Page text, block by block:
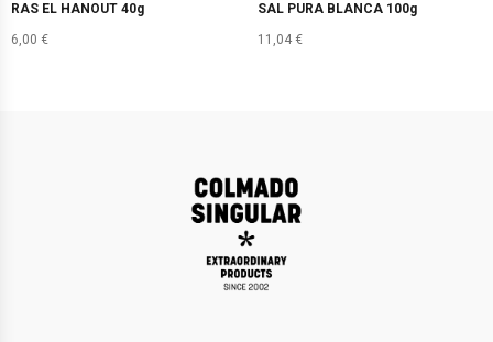
RAS EL HANOUT 40g
6,00 €
SAL PURA BLANCA 100g
11,04 €